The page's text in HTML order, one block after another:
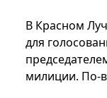
В Красном
для
милиции. По-